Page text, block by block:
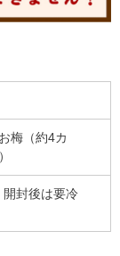
梅（約4カ
封後は要冷